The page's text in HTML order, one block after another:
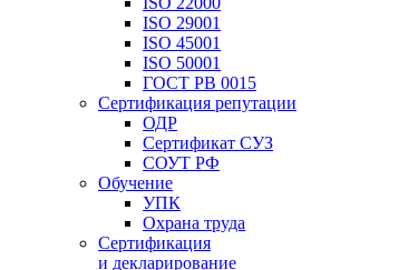
ISO 29001
ISO 45001
ISO 50001
ГОСТ РВ 0015
Сертификация репутации
ОДР
Сертификат СУЗ
СОУТ РФ
Обучение
УПК
Охрана труда
Сертификация
и декларирование